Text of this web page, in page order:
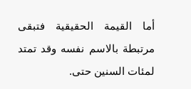
أما القيمة الحقيقية فتبقى
مرتبطة بالاسم نفسه وقد تمتد
لمئات السنين حتى.